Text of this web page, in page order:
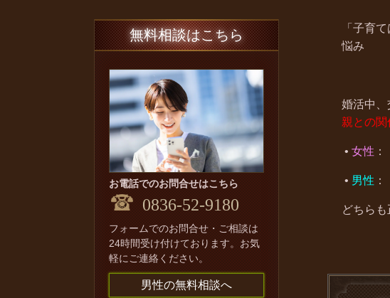
「子育
悩み
婚活中、
親との関
• 女性
• 男性
どちらも
無料相談はこちら
お電話でのお問合せはこちら
0836-52-9180
フォームでのお問合せ・ご相談は
24時間受け付けております。お気
軽にご連絡ください。
男性の無料相談へ